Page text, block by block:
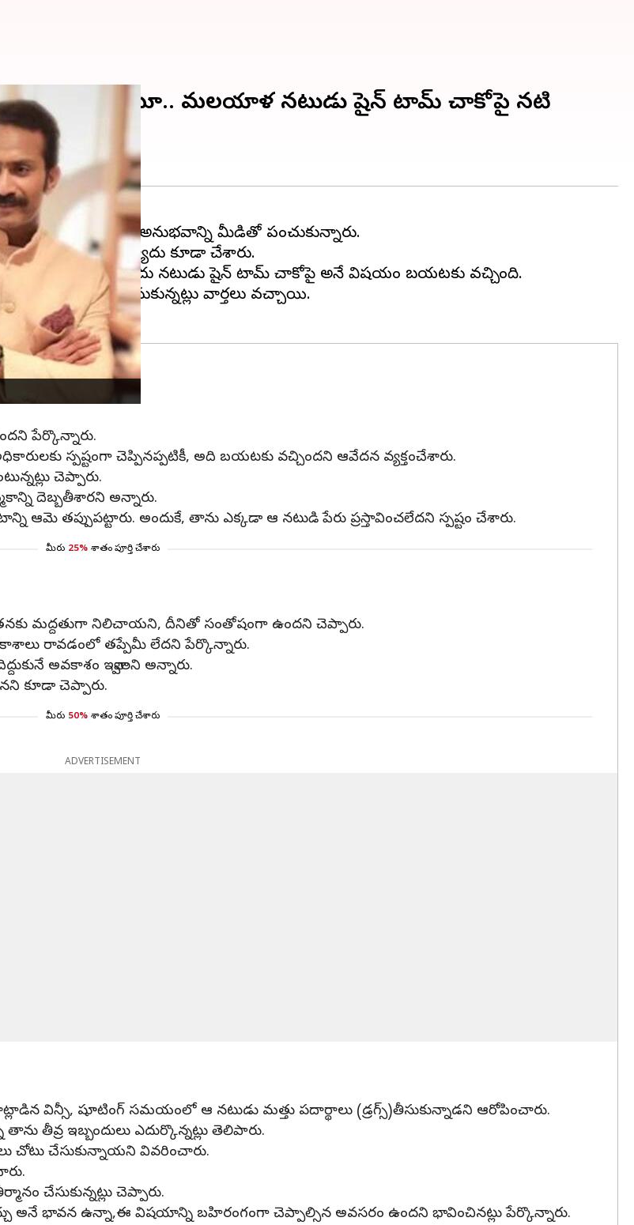
పేర్కొంటూ.. మలయాళ నటుడు షైన్‌ టామ్‌ చాకోపై నటి
ఎదురైన చేదు అనుభవాన్ని మీడియాతో పంచుకున్నారు.
అసోసియేషన్‌కి ఫిర్యాదు కూడా చేశారు.
ఆమె చేసిన ఫిర్యాదు నటుడు షైన్ టామ్ చాకోపై అనే విషయం బయటకు వచ్చింది.
సమయంలో చోటుచేసుకున్నట్లు వార్తలు వచ్చాయి.
పేర్కొన్నారు.
స్పష్టంగా చెప్పినప్పటికీ, అది బయటకు వచ్చిందని ఆవేదన వ్యక్తంచేశారు.
చెప్పారు.
దెబ్బతీశారని అన్నారు.
ఆమె తప్పుపట్టారు. అందుకే, తాను ఎక్కడా ఆ నటుడి పేరు ప్రస్తావించలేదని స్పష్టం చేశారు.
మీరు 25% శాతం పూర్తి చేశారు
మద్దతుగా నిలిచాయని, దీనితో సంతోషంగా ఉందని చెప్పారు.
రావడంలో తప్పేమీ లేదని పేర్కొన్నారు.
అవకాశం ఇవ్వాలని అన్నారు.
కూడా చెప్పారు.
మీరు 50% శాతం పూర్తి చేశారు
ADVERTISEMENT
విన్సీ, షూటింగ్ సమయంలో ఆ నటుడు మత్తు పదార్థాలు (డ్రగ్స్‌)తీసుకున్నాడని ఆరోపించారు.
తీవ్ర ఇబ్బందులు ఎదుర్కొన్నట్లు తెలిపారు.
చోటు చేసుకున్నాయని వివరించారు.
చేసుకున్నట్లు చెప్పారు.
అనే భావన ఉన్నా,ఈ విషయాన్ని బహిరంగంగా చెప్పాల్సిన అవసరం ఉందని భావించినట్లు పేర్కొన్నారు.